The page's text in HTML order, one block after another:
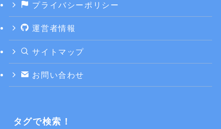
プライバシーポリシー
運営者情報
サイトマップ
お問い合わせ
タグで検索！